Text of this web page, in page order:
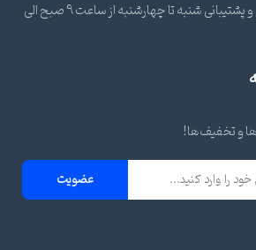
ساعات پاسخ گویی تلفنی و پشتیبانی شنبه تا چهارشنبه از ساعت 9 صبح الی
و تخفیف‌ها!
عضویت